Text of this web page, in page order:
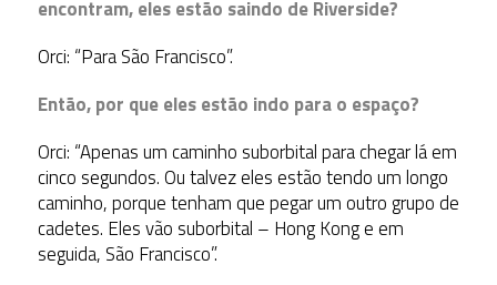
encontram, eles estão saindo de Riverside?
Orci: “Para São Francisco”.
Então, por que eles estão indo para o espaço?
Orci: “Apenas um caminho suborbital para chegar lá em
cinco segundos. Ou talvez eles estão tendo um longo
caminho, porque tenham que pegar um outro grupo de
cadetes. Eles vão suborbital – Hong Kong e em
seguida, São Francisco”.